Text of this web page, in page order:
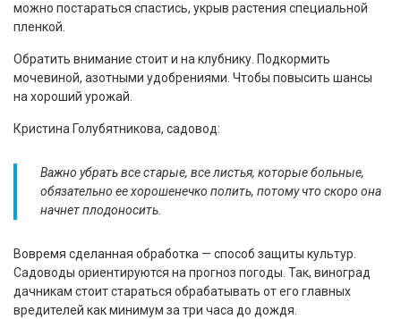
можно постараться спастись, укрыв растения специальной
пленкой.
Обратить внимание стоит и на клубнику. Подкормить
мочевиной, азотными удобрениями. Чтобы повысить шансы
на хороший урожай.
Кристина Голубятникова, садовод:
Важно убрать все старые, все листья, которые больные,
обязательно ее хорошенечко полить, потому что скоро она
начнет плодоносить.
Вовремя сделанная обработка — способ защиты культур.
Садоводы ориентируются на прогноз погоды. Так, виноград
дачникам стоит стараться обрабатывать от его главных
вредителей как минимум за три часа до дождя.